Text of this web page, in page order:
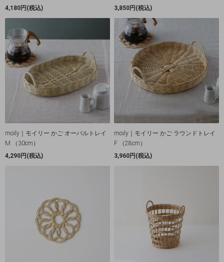
4,180円(税込)
3,850円(税込)
moily｜モイリー かご オーバルトレイ
M （30cm）
4,290円(税込)
moily｜モイリー かご ラウンドトレイ
F （28cm）
3,960円(税込)